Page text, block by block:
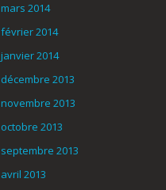
mars 2014
février 2014
janvier 2014
décembre 2013
novembre 2013
octobre 2013
septembre 2013
avril 2013